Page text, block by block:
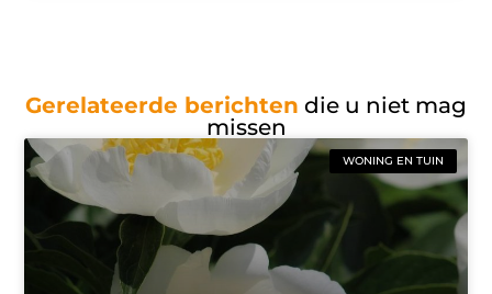
Gerelateerde berichten die u niet mag
missen
WONING EN TUIN